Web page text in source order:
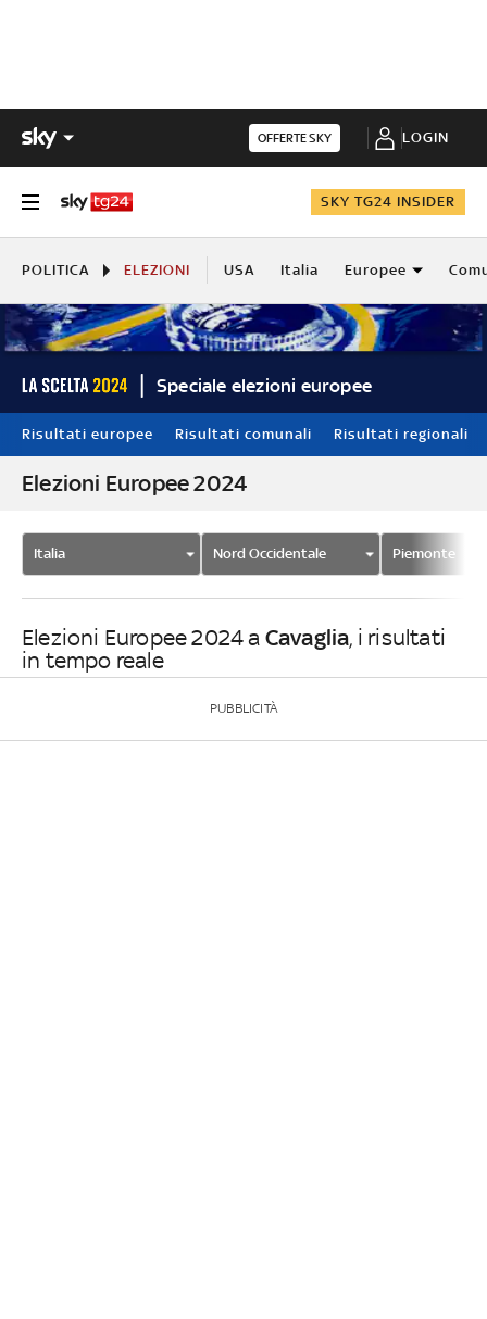
OFFERTE SKY LOGIN
SKY TG24 INSIDER
POLITICA ELEZIONI USA Italia Europee
Speciale elezioni europee
Risultati europee Risultati comunali Risultati regionali
Elezioni Europee 2024
Italia Nord Occidentale Piemonte
Elezioni Europee 2024 a Cavaglia, i risultati
in tempo reale
PUBBLICITÀ